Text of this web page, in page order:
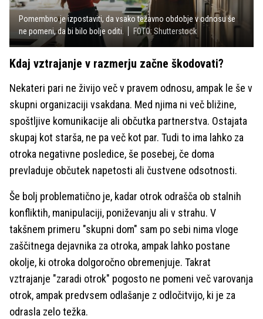
Pomembno je izpostaviti, da vsako težavno obdobje v odnosu še
ne pomeni, da bi bilo bolje oditi.
FOTO: Shutterstock
Kdaj vztrajanje v razmerju začne škodovati?
Nekateri pari ne živijo več v pravem odnosu, ampak le še v
skupni organizaciji vsakdana. Med njima ni več bližine,
spoštljive komunikacije ali občutka partnerstva. Ostajata
skupaj kot starša, ne pa več kot par. Tudi to ima lahko za
otroka negativne posledice, še posebej, če doma
prevladuje občutek napetosti ali čustvene odsotnosti.
Še bolj problematično je, kadar otrok odrašča ob stalnih
konfliktih, manipulaciji, poniževanju ali v strahu. V
takšnem primeru "skupni dom" sam po sebi nima vloge
zaščitnega dejavnika za otroka, ampak lahko postane
okolje, ki otroka dolgoročno obremenjuje. Takrat
vztrajanje "zaradi otrok" pogosto ne pomeni več varovanja
otrok, ampak predvsem odlašanje z odločitvijo, ki je za
odrasla zelo težka.